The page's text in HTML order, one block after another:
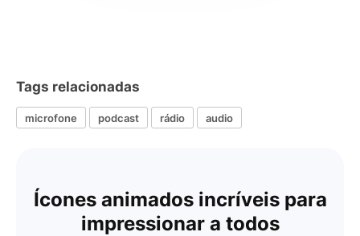
Tags relacionadas
microfone podcast rádio audio
Ícones animados incríveis para
impressionar a todos